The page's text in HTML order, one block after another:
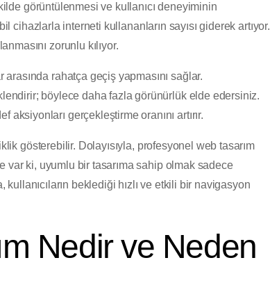
görüntülenmesi ve kullanıcı deneyiminin
cihazlarla interneti kullananların sayısı giderek artıyor.
zorunlu kılıyor.
rahatça geçiş yapmasını sağlar.
böylece daha fazla görünürlük elde edersiniz.
aksiyonları gerçekleştirme oranını artırır.
gösterebilir. Dolayısıyla, profesyonel web tasarım
var ki, uyumlu bir tasarıma sahip olmak sadece
beklediği hızlı ve etkili bir navigasyon
Nedir ve Neden